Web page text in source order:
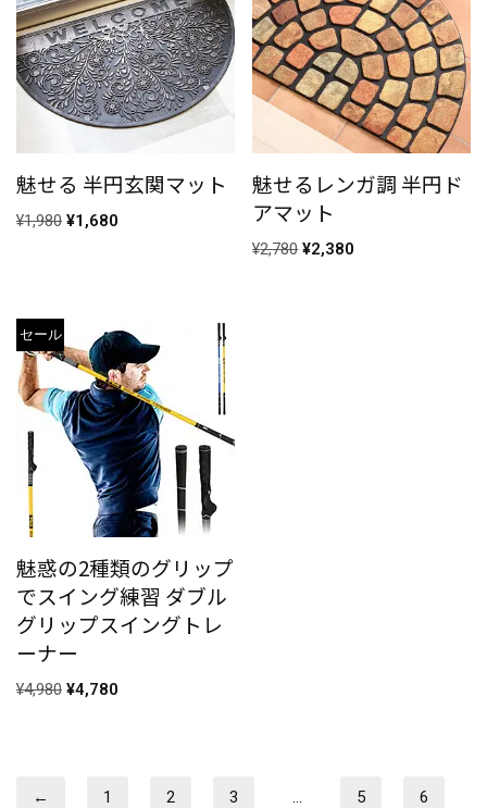
魅せる 半円玄関マット
¥1,980 ¥1,680
魅せるレンガ調 半円ド
アマット
¥2,780 ¥2,380
セール
魅惑の2種類のグリップ
でスイング練習 ダブル
グリップスイングトレ
ーナー
¥4,980 ¥4,780
← 1 2 3 … 5 6